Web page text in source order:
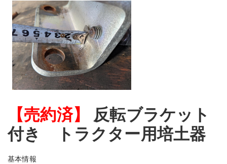
【売約済】
反転ブラケット
付き トラクター用培土器
基本情報